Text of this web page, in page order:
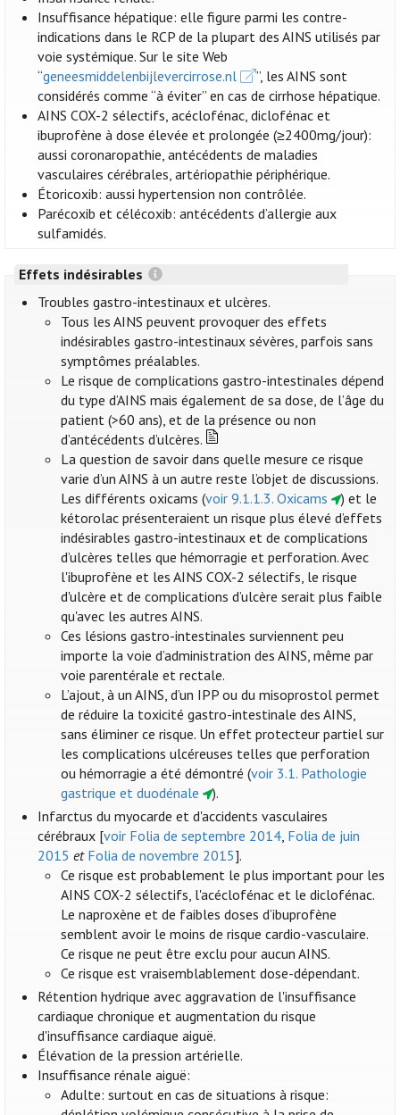
Insuffisance hépatique: elle figure parmi les contre-
indications dans le RCP de la plupart des AINS utilisés par
voie systémique. Sur le site Web
“geneesmiddelenbijlevercirrose.nl
”, les AINS sont
considérés comme “à éviter” en cas de cirrhose hépatique.
AINS COX-2 sélectifs, acéclofénac, diclofénac et
ibuprofène à dose élevée et prolongée (≥2400mg/jour):
aussi coronaropathie, antécédents de maladies
vasculaires cérébrales, artériopathie périphérique.
Étoricoxib: aussi hypertension non contrôlée.
Parécoxib et célécoxib: antécédents d’allergie aux
sulfamidés.
Effets indésirables
Troubles gastro-intestinaux et ulcères.
Tous les AINS peuvent provoquer des effets
indésirables gastro-intestinaux sévères, parfois sans
symptômes préalables.
Le risque de complications gastro-intestinales dépend
du type d’AINS mais également de sa dose, de l’âge du
patient (>60 ans), et de la présence ou non
d’antécédents d’ulcères.
La question de savoir dans quelle mesure ce risque
varie d’un AINS à un autre reste l’objet de discussions.
Les différents oxicams (voir 9.1.1.3. Oxicams
) et le
kétorolac présenteraient un risque plus élevé d’effets
indésirables gastro-intestinaux et de complications
d’ulcères telles que hémorragie et perforation. Avec
l'ibuprofène et les AINS COX-2 sélectifs, le risque
d'ulcère et de complications d’ulcère serait plus faible
qu'avec les autres AINS.
Ces lésions gastro-intestinales surviennent peu
importe la voie d’administration des AINS, même par
voie parentérale et rectale.
L’ajout, à un AINS, d’un IPP ou du misoprostol permet
de réduire la toxicité gastro-intestinale des AINS,
sans éliminer ce risque. Un effet protecteur partiel sur
les complications ulcéreuses telles que perforation
ou hémorragie a été démontré (voir 3.1. Pathologie
gastrique et duodénale
).
Infarctus du myocarde et d'accidents vasculaires
cérébraux [voir Folia de septembre 2014, Folia de juin
2015 et Folia de novembre 2015].
Ce risque est probablement le plus important pour les
AINS COX-2 sélectifs, l'acéclofénac et le diclofénac.
Le naproxène et de faibles doses d’ibuprofène
semblent avoir le moins de risque cardio-vasculaire.
Ce risque ne peut être exclu pour aucun AINS.
Ce risque est vraisemblablement dose-dépendant.
Rétention hydrique avec aggravation de l'insuffisance
cardiaque chronique et augmentation du risque
d'insuffisance cardiaque aiguë.
Élévation de la pression artérielle.
Insuffisance rénale aiguë:
Adulte: surtout en cas de situations à risque: